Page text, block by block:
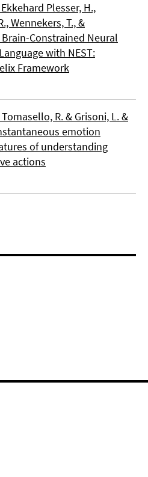
Plesser, H.,
Wennekers, T., &
Constrained Neural
with NEST:
Framework
R. & Grisoni, L. &
emotion
of understanding
actions